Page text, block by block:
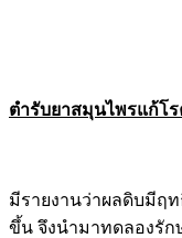
ตำรับยาสมุนไพรแก้โ
มีรายงานว่าผลดิบมีฤ
ขึ้น จึงนำมาทดลองรัก